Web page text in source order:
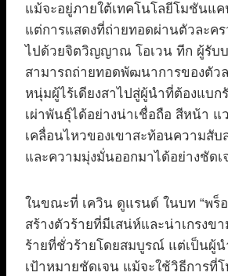
แม้จะอยู่ภายใต้เทคโนโลยีโมชันแค
แต่การแสดงที่ถ่ายทอดผ่านตัวละคร
ไปด้วยจิตวิญญาณ โอเวน ทีก ผู้รับบ
สามารถถ่ายทอดพัฒนาการของตัว
หนุ่มผู้ไร้เดียงสาไปสู่ผู้นำที่ต้องแบก
เผ่าพันธุ์ได้อย่างน่าเชื่อถือ สีหน้า แ
เคลื่อนไหวของเขาสะท้อนความสั
และความมุ่งมั่นออกมาได้อย่างชัดเ
ในขณะที่ เควิน ดูแรนด์ ในบท “พร็
สร้างตัวร้ายที่มีเสน่ห์และน่าเกรงข
ร้ายที่ชั่วร้ายโดยสมบูรณ์ แต่เป็นผู้
เป้าหมายชัดเจน แม้จะใช้วิธีการที่